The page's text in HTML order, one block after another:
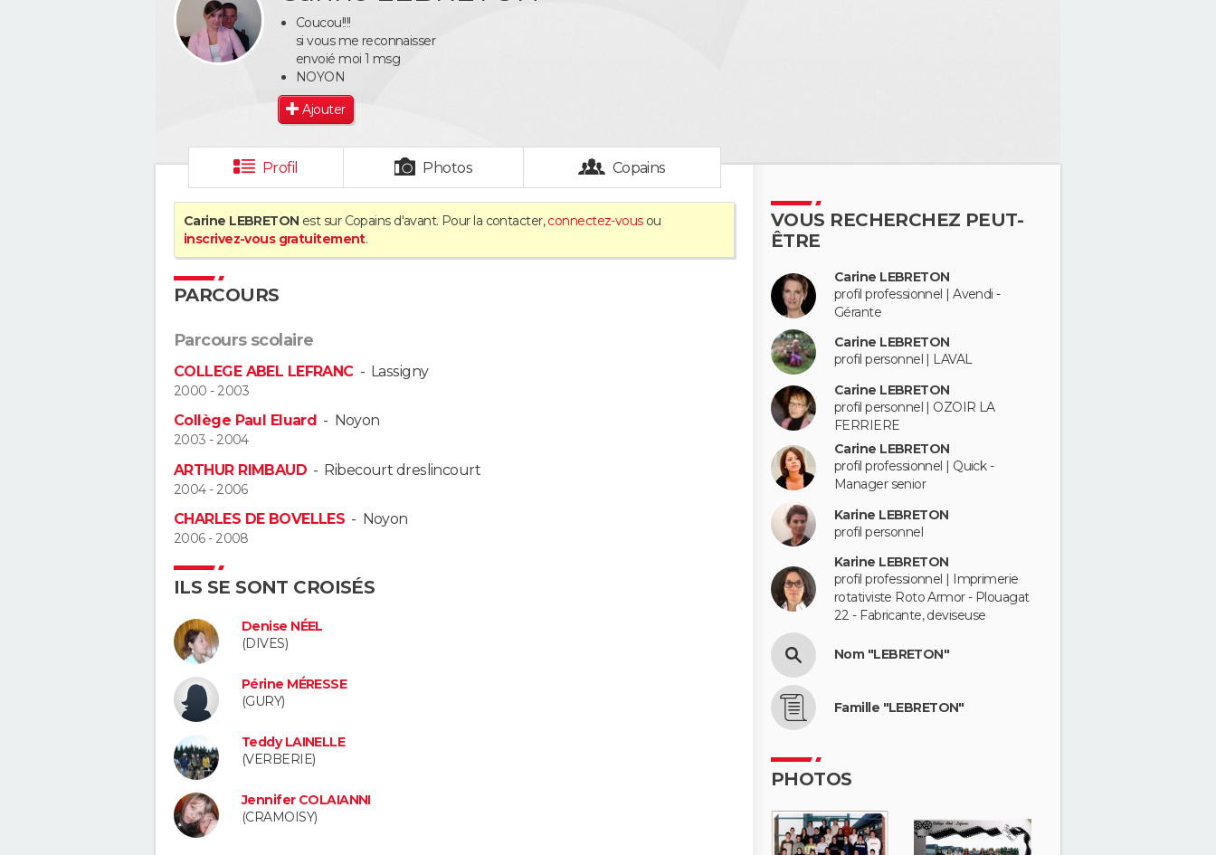
Coucou!!!!
si vous me reconnaisser
envoié moi 1 msg
NOYON
Ajouter
Profil Photos Copains
Carine LEBRETON est sur Copains d'avant. Pour la contacter,connectez-vousou
inscrivez-vous gratuitement.
PARCOURS
Parcours scolaire
COLLEGE ABEL LEFRANC- Lassigny
2000 - 2003
Collège Paul Eluard - Noyon
2003 - 2004
ARTHUR RIMBAUD - Ribecourt dreslincourt
2004 - 2006
CHARLES DE BOVELLES - Noyon
2006 - 2008
ILS SE SONT CROISÉS
Denise NÉEL
(DIVES)
Périne MÉRESSE
(GURY)
Teddy LAINELLE
(VERBERIE)
Jennifer COLAIANNI
(CRAMOISY)
VOUS RECHERCHEZ PEUT-
ÊTRE
Carine LEBRETON
profil professionnel | Avendi -
Gérante
Carine LEBRETON
profil personnel | LAVAL
Carine LEBRETON
profil personnel | OZOIR LA
FERRIERE
Carine LEBRETON
profil professionnel | Quick -
Manager senior
Karine LEBRETON
profil personnel
Karine LEBRETON
profil professionnel | Imprimerie
rotativiste Roto Armor - Plouagat
22 - Fabricante, deviseuse
Nom "LEBRETON"
Famille "LEBRETON"
PHOTOS